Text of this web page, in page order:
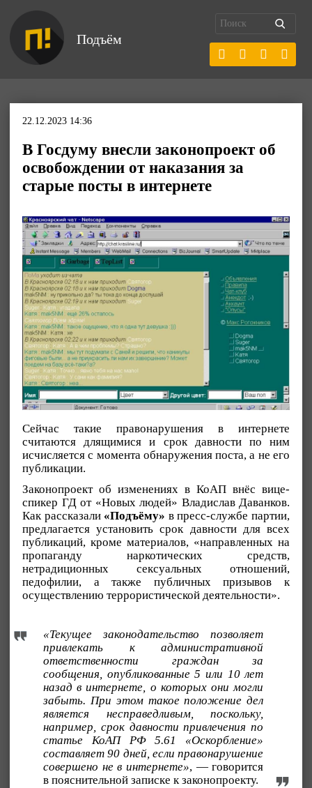
Подъём
22.12.2023 14:36
В Госдуму внесли законопроект об
освобождении от наказания за
старые посты в интернете
Сейчас такие правонарушения в интернете
считаются длящимися и срок давности по ним
исчисляется с момента обнаружения поста, а не его
публикации.
Законопроект об изменениях в КоАП внёс вице-
спикер ГД от «Новых людей» Владислав Даванков.
Как рассказали «Подъёму» в пресс-службе партии,
предлагается установить срок давности для всех
публикаций, кроме материалов, «направленных на
пропаганду наркотических средств,
нетрадиционных сексуальных отношений,
педофилии, а также публичных призывов к
осуществлению террористической деятельности».
«Текущее законодательство позволяет
привлекать к административной
ответственности граждан за
сообщения, опубликованные 5 или 10 лет
назад в интернете, о которых они могли
забыть. При этом такое положение дел
является несправедливым, поскольку,
например, срок давности привлечения по
статье КоАП РФ 5.61 «Оскорбление»
составляет 90 дней, если правонарушение
совершено не в интернете», — говорится
в пояснительной записке к законопроекту.